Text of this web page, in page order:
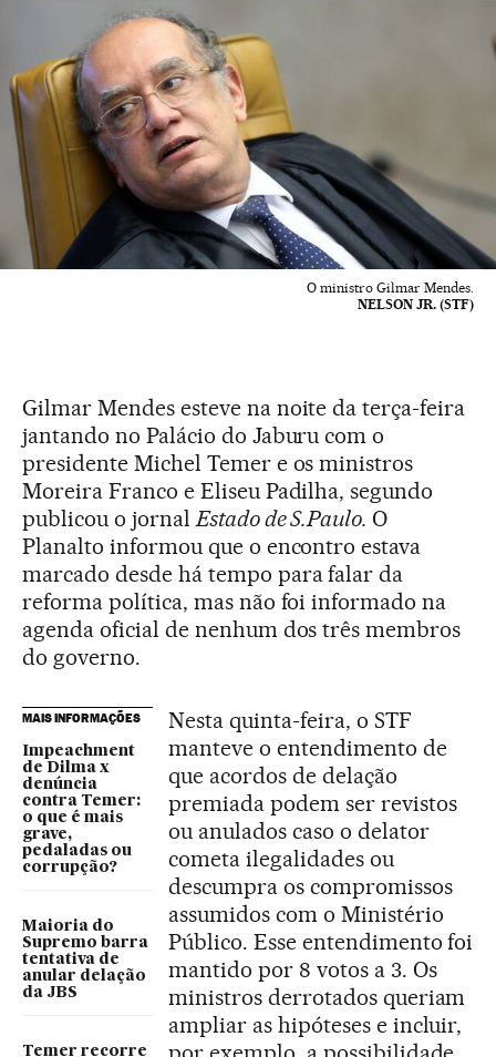
O ministro Gilmar Mendes.
NELSON JR. (STF)
Gilmar Mendes esteve na noite da terça-feira
jantando no Palácio do Jaburu com o
presidente Michel Temer e os ministros
Moreira Franco e Eliseu Padilha, segundo
publicou o jornalEstado de S.Paulo. O
Planalto informou que o encontro estava
marcado desde há tempo para falar da
reforma política, mas não foi informado na
agenda oficial de nenhum dos três membros
do governo.
MAIS INFORMAÇÕES
Impeachment
de Dilma x
denúncia
contra Temer:
o que é mais
grave,
pedaladas ou
corrupção?
Maioria do
Supremo barra
tentativa de
anular delação
da JBS
Temer recorre
Nesta quinta-feira, o STF
manteve o entendimento de
que acordos de delação
premiada podem ser revistos
ou anulados caso o delator
cometa ilegalidades ou
descumpra os compromissos
assumidos com o Ministério
Público. Esse entendimento foi
mantido por 8 votos a 3. Os
ministros derrotados queriam
ampliar as hipóteses e incluir,